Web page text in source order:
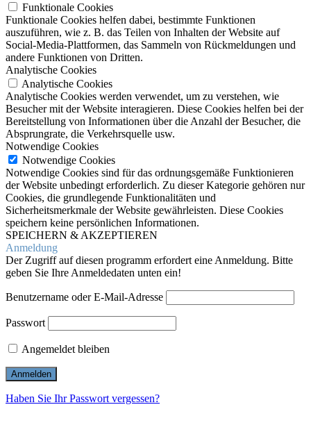
Funktionale Cookies
Funktionale Cookies helfen dabei, bestimmte Funktionen
auszuführen, wie z. B. das Teilen von Inhalten der Website auf
Social-Media-Plattformen, das Sammeln von Rückmeldungen und
andere Funktionen von Dritten.
Analytische Cookies
Analytische Cookies
Analytische Cookies werden verwendet, um zu verstehen, wie
Besucher mit der Website interagieren. Diese Cookies helfen bei der
Bereitstellung von Informationen über die Anzahl der Besucher, die
Absprungrate, die Verkehrsquelle usw.
Notwendige Cookies
Notwendige Cookies
Notwendige Cookies sind für das ordnungsgemäße Funktionieren
der Website unbedingt erforderlich. Zu dieser Kategorie gehören nur
Cookies, die grundlegende Funktionalitäten und
Sicherheitsmerkmale der Website gewährleisten. Diese Cookies
speichern keine persönlichen Informationen.
SPEICHERN & AKZEPTIEREN
Anmeldung
Der Zugriff auf diesen programm erfordert eine Anmeldung. Bitte
geben Sie Ihre Anmeldedaten unten ein!
Benutzername oder E-Mail-Adresse
Passwort
Angemeldet bleiben
Haben Sie Ihr Passwort vergessen?